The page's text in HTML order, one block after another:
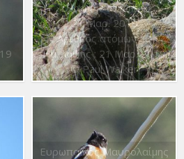
Oenanthe oenanthe
21 Μαρ. 2019
Αριθμός ατόμων : 0
Ημ. λήψης : 21 Μαρ. 2019
© Paul Walker
Ευρωπαϊκός Μαυρολαίμης